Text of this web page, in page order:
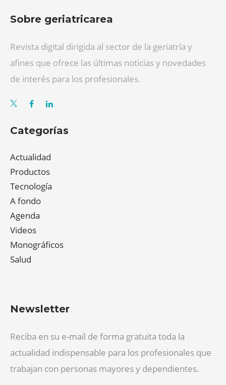
Sobre geriatricarea
Revista digital dirigida al sector de la geriatría y
afines que ofrece las últimas noticias y novedades
de interés para los profesionales.
Categorías
Actualidad
Productos
Tecnología
A fondo
Agenda
Videos
Monográficos
Salud
Newsletter
Reciba en su e-mail de forma gratuita toda la
actualidad indispensable para los profesionales que
trabajan con personas mayores y dependientes.